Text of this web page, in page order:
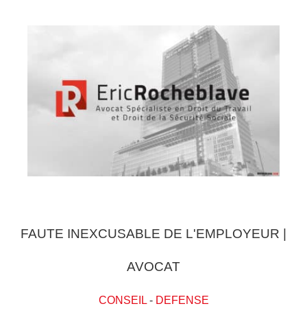
FAUTE INEXCUSABLE DE L'EMPLOYEUR |
AVOCAT
CONSEIL- DEFENSE